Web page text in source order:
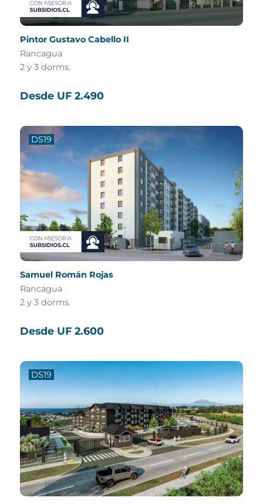
Pintor Gustavo Cabello II
Rancagua
2 y 3 dorms.
Desde UF 2.490
DS19
Samuel Román Rojas
Rancagua
2 y 3 dorms.
Desde UF 2.600
DS19